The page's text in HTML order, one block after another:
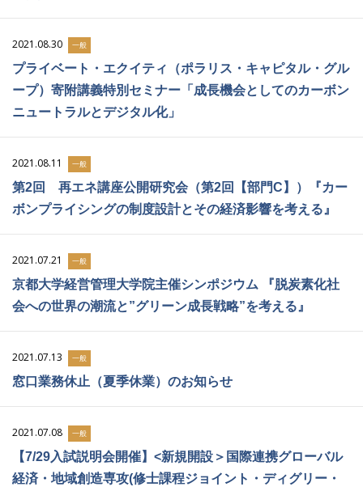
2021.08.30 一般
プライベート・エクイティ（ポラリス・キャピタル・グル
ープ）寄附講義特別セミナー「成長機会としてのカーボン
ニュートラルとデジタル化」
2021.08.11 一般
第2回 再エネ講座公開研究会（第2回【部門C】）『カー
ボンプライシングの制度設計とその経済影響を考える』
2021.07.21 一般
京都大学経営管理大学院主催シンポジウム 『脱炭素化社
会への世界の潮流と”グリーン成長戦略”を考える』
2021.07.13 一般
窓口業務休止（夏季休業）のお知らせ
2021.07.08 一般
【7/29入試説明会開催】<新規開設＞国際連携グローバル
経済・地域創造専攻(修士課程ジョイント・ディグリー・